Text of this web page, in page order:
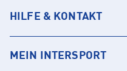
HILFE & KONTAKT
MEIN INTERSPORT